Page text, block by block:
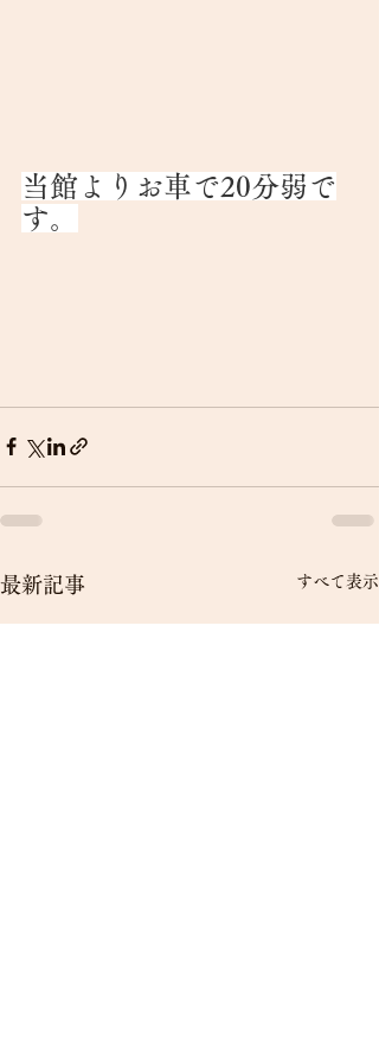
当館よりお車で20分弱で
す。
最新記事 すべて表示